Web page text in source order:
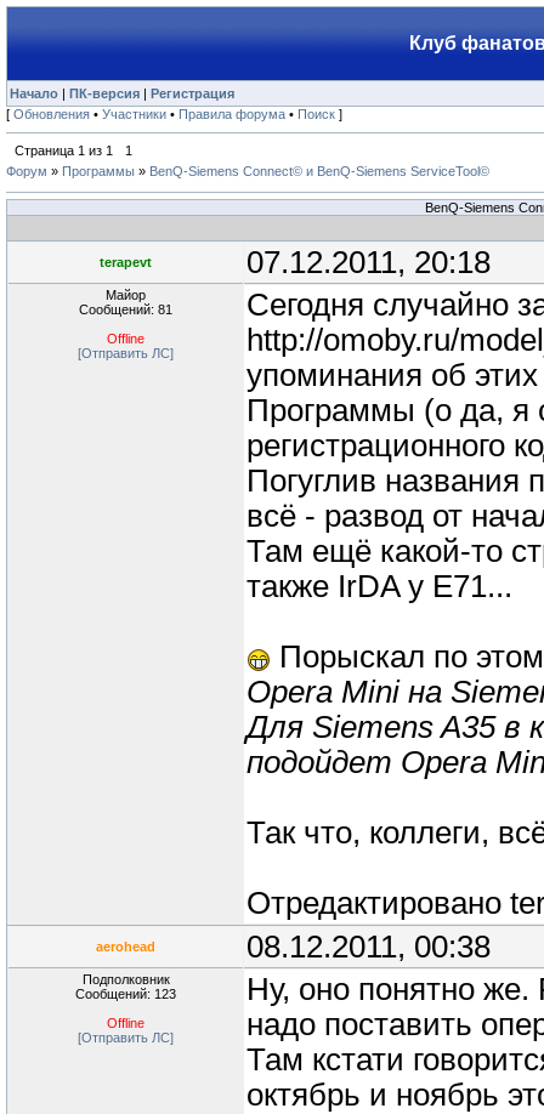
Клуб
Начало | ПК-версия | Регистрация
[ Обновления • Участники • Правила форума • Поиск ]
Страница 1 из 1
1
Форум » Программы » BenQ-Siemens Connect© и BenQ-Siemens ServiceTool©
BenQ-Siemens
terapevt 07.12.2011, 20:18
Майор
Сообщений: 81
Offline
[Отправить ЛС]
Сегодня случайно
http://omoby.ru/
упоминания об
Программы (о да, я
регистрационного
Погуглив названия
всё - развод от
Там ещё какой-то
также IrDA у Е71...
Порыскал по
Opera Mini на
Для Siemens A35 в
подойдет Opera
Так что, коллеги,
Отредактировано
aerohead 08.12.2011, 00:38
Подполковник
Сообщений: 123
Offline
[Отправить ЛС]
Ну, оно понятно же.
надо поставить
Там кстати
октябрь и ноябрь